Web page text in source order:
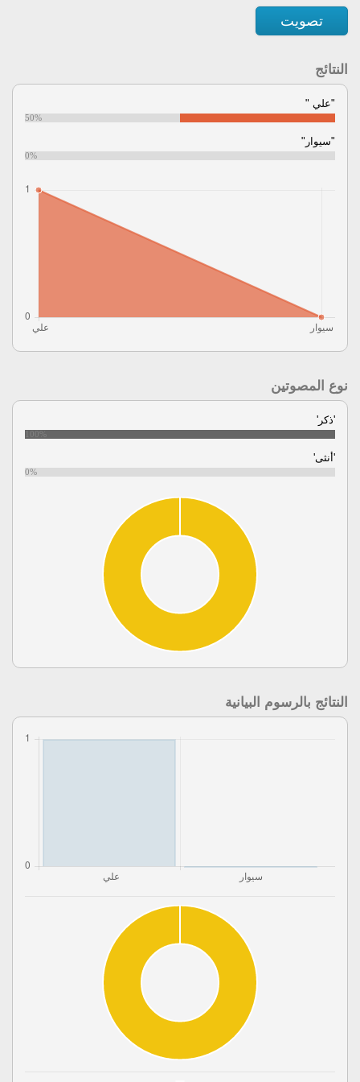
تصويت
النتائج
"علي "
50%
"سيوار"
0%
نوع المصوتين
'ذكر'
100%
'أنثى'
0%
النتائج بالرسوم البيانية